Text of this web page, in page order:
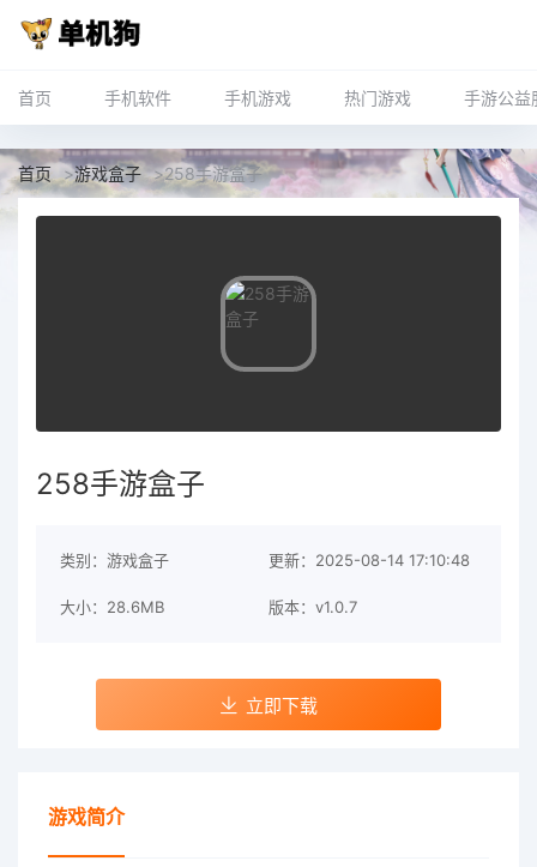
首页 手机软件 手机游戏 热门游戏 手游公益
首页 >游戏盒子 >258手游盒子
258手游盒子
类别：游戏盒子 更新：2025-08-14 17:10:48
大小：28.6MB 版本：v1.0.7
立即下载
游戏简介